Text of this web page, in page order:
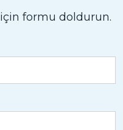
formu doldurun.